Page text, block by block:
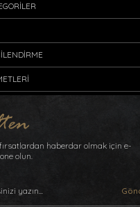
haberdar olmak için e-
olun.